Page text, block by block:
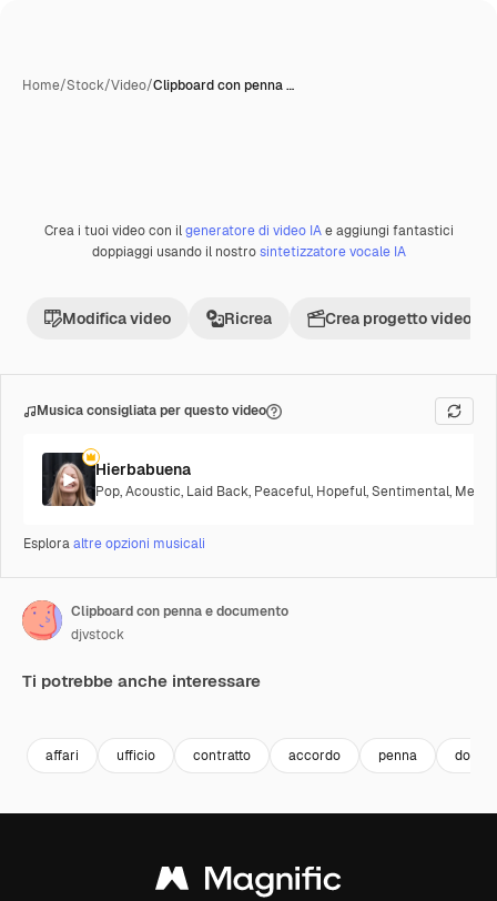
Home/Stock/Video/Clipboard con penna …
Premium
Crea i tuoi video con ilgeneratore di video IAe aggiungi fantastici
doppiaggi usando il nostrosintetizzatore vocale IA
Modifica video Ricrea Crea progetto video
Musica consigliata per questo video
Hierbabuena
Pop,Acoustic, Laid Back, Peaceful, Hopeful,Sentimental,
Esploraaltre opzioni musicali
Clipboard con penna e documento
djvstock
Ti potrebbe anche interessare
affari ufficio contratto accordo penna